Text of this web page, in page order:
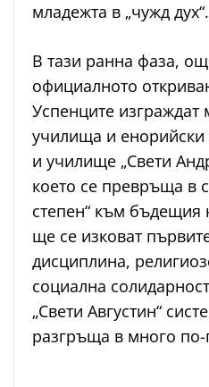
младежта в „чужд дух“.
В тази ранна фаза,
официалното
Успенците
училища и енорийски
и училище „Свети
което се превръща в
степен“ към
ще се изковат
дисциплина,
социална
„Свети Августин“
разгръща в много